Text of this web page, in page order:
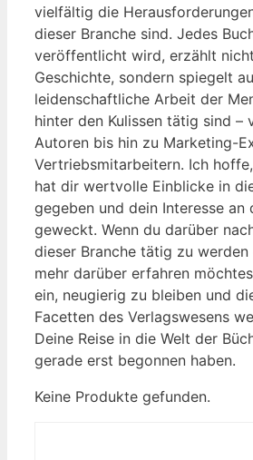
vielfältig die
dieser Branche sind. Jedes
veröffentlicht wird, erzählt
Geschichte, sondern spiegelt
leidenschaftliche Arbeit der
hinter den Kulissen tätig sind –
Autoren bis hin zu Marketing-
Vertriebsmitarbeitern. Ich
hat dir wertvolle Einblicke in
gegeben und dein Interesse an
geweckt. Wenn du darüber
dieser Branche tätig zu
mehr darüber erfahren
ein, neugierig zu bleiben und
Facetten des Verlagswesens
Deine Reise in die Welt der
gerade erst begonnen haben.
Keine Produkte gefunden.